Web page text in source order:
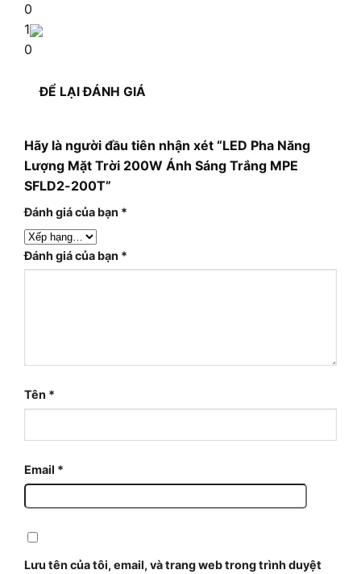
0
1
0
ĐỂ LẠI ĐÁNH GIÁ
Hãy là người đầu tiên nhận xét “LED Pha Năng
Lượng Mặt Trời 200W Ánh Sáng Trắng MPE
SFLD2-200T”
Đánh giá của bạn *
Đánh giá của bạn *
Tên *
Email *
Lưu tên của tôi, email, và trang web trong trình duyệt